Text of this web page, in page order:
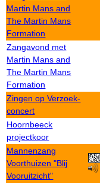
Martin Mans and
The Martin Mans
Formation
Zangavond met
Martin Mans and
The Martin Mans
Formation
Zingen op Verzoek-
concert
Hoornbeeck
projectkoor
Mannenzang
Voorthuizen "Blij
Vooruitzicht"